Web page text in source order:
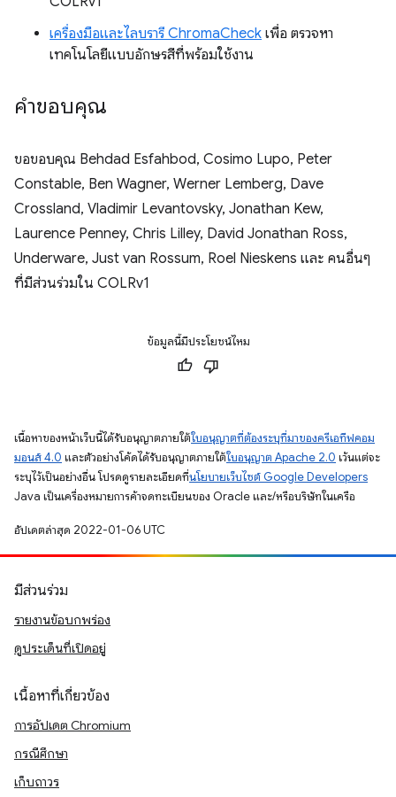
เครื่องมือและไลบรารี ChromaCheck เพื่อ ตรวจหา
เทคโนโลยีแบบอักษรสีที่พร้อมใช้งาน
คำขอบคุณ
ขอขอบคุณ Behdad Esfahbod, Cosimo Lupo, Peter
Constable, Ben Wagner, Werner Lemberg, Dave
Crossland, Vladimir Levantovsky, Jonathan Kew,
Laurence Penney, Chris Lilley, David Jonathan Ross,
Underware, Just van Rossum, Roel Nieskens และ คนอื่นๆ
ที่มีส่วนร่วมใน COLRv1
ข้อมูลนี้มีประโยชน์ไหม
เนื้อหาของหน้าเว็บนี้ได้รับอนุญาตภายใต้ใบอนุญาตที่ต้องระบุที่มาของครีเอทีฟคอม
มอนส์ 4.0 และตัวอย่างโค้ดได้รับอนุญาตภายใต้ใบอนุญาต Apache 2.0 เว้นแต่จะ
ระบุไว้เป็นอย่างอื่น โปรดดูรายละเอียดที่นโยบายเว็บไซต์ Google Developers
Java เป็นเครื่องหมายการค้าจดทะเบียนของ Oracle และ/หรือบริษัทในเครือ
อัปเดตล่าสุด 2022-01-06 UTC
มีส่วนร่วม
รายงานข้อบกพร่อง
ดูประเด็นที่เปิดอยู่
เนื้อหาที่เกี่ยวข้อง
การอัปเดต Chromium
กรณีศึกษา
เก็บถาวร